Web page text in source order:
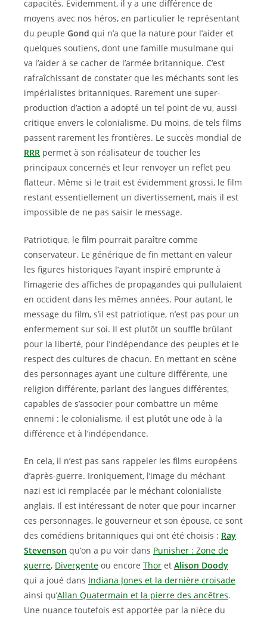
capacités. Évidemment, il y a une différence de
moyens avec nos héros, en particulier le représentant
du peuple Gond qui n’a que la nature pour l’aider et
quelques soutiens, dont une famille musulmane qui
va l’aider à se cacher de l’armée britannique. C’est
rafraîchissant de constater que les méchants sont les
impérialistes britanniques. Rarement une super-
production d’action a adopté un tel point de vu, aussi
critique envers le colonialisme. Du moins, de tels films
passent rarement les frontières. Le succès mondial de
RRR permet à son réalisateur de toucher les
principaux concernés et leur renvoyer un reflet peu
flatteur. Même si le trait est évidemment grossi, le film
restant essentiellement un divertissement, mais il est
impossible de ne pas saisir le message.
Patriotique, le film pourrait paraître comme
conservateur. Le générique de fin mettant en valeur
les figures historiques l’ayant inspiré emprunte à
l’imagerie des affiches de propagandes qui pullulaient
en occident dans les mêmes années. Pour autant, le
message du film, s’il est patriotique, n’est pas pour un
enfermement sur soi. Il est plutôt un souffle brûlant
pour la liberté, pour l’indépendance des peuples et le
respect des cultures de chacun. En mettant en scène
des personnages ayant une culture différente, une
religion différente, parlant des langues différentes,
capables de s’associer pour combattre un même
ennemi : le colonialisme, il est plutôt une ode à la
différence et à l’indépendance.
En cela, il n’est pas sans rappeler les films européens
d’après-guerre. Ironiquement, l’image du méchant
nazi est ici remplacée par le méchant colonialiste
anglais. Il est intéressant de noter que pour incarner
ces personnages, le gouverneur et son épouse, ce sont
des comédiens britanniques qui ont été choisis : Ray
Stevenson qu’on a pu voir dans Punisher : Zone de
guerre, Divergente ou encore Thor et Alison Doody
qui a joué dans Indiana Jones et la dernière croisade
ainsi qu’Allan Quatermain et la pierre des ancêtres.
Une nuance toutefois est apportée par la nièce du